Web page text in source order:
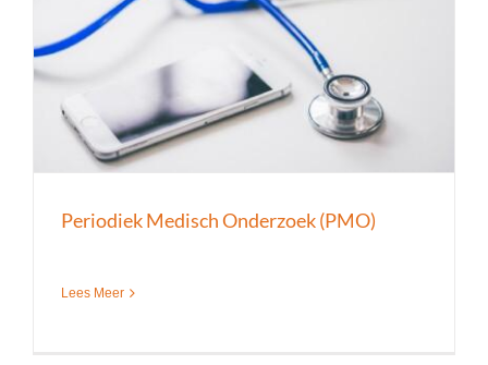
Periodiek Medisch Onderzoek (PMO)
Lees Meer